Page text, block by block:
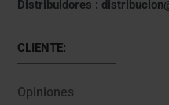
Distribuidores :
CLIENTE:
Opiniones